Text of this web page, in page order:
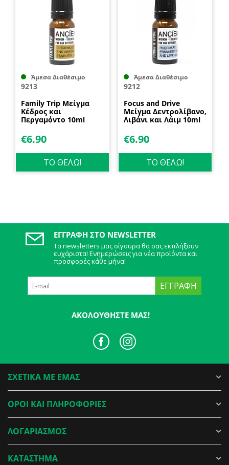
Άμεσα Διαθέσιμο
9213
Family Trip Μείγμα
Κέδρος και
Περγαμόντο 10ml
€6.90
ΤΟ ΘΕΛΩ!
Άμεσα Διαθέσιμο
9212
Focus and Drive
Μείγμα Δεντρολίβανο,
Λιβάνι και Λάιμ 10ml
€6.90
ΤΟ ΘΕΛΩ!
ΕΓΓΡΑΦΉ ΣΤΟ NEWSLETTER
Τα newsletters μας σίγουρα θα σας εκπλήξουν
ευχάριστα! Ενημερώσεις για νέα προϊόντα και
προσφορές κάθε μήνα!
ΕΓΓΡΑΦΉ
ΑΚΟΛΟΥΘΉΣΤΕ ΜΑΣ!
ΣΧΕΤΙΚΑ ΜΕ ΕΜΑΣ
ΟΡΟΙ ΚΑΙ ΠΛΗΡΟΦΟΡΙΕΣ
ΛΟΓΑΡΙΑΣΜΟΣ
ΚΑΤΑΣΤΗΜΑ